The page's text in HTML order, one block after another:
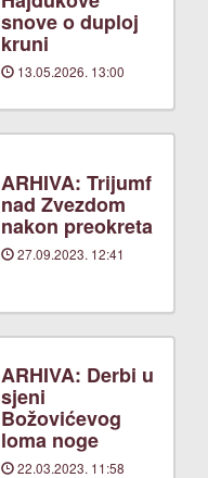
snove o duploj
kruni
13.05.2026. 13:00
ARHIVA: Trijumf
nad Zvezdom
nakon preokreta
27.09.2023. 12:41
ARHIVA: Derbi u
sjeni
Božovićevog
loma noge
22.03.2023. 11:58